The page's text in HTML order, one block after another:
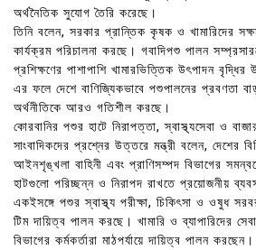
অর্থনৈতিক সুযোগ তৈরি করেছে।
তিনি বলেন, সরকার প্রান্তিক কৃষক ও খামারিদের
কার্যক্রম পরিচালনা করছে। গবাদিপশু পালন
প্রশিক্ষণের পাশাপাশি খামারভিত্তিক উৎপাদন
এর ফলে দেশে বাণিজ্যিকভাবে পশুপালনের প্রবণতা
অর্থনীতিকে আরও গতিশীল করছে।
কোরবানির পশুর হাটে নিরাপত্তা, স্বাস্থ্যসেবা ও
সাংবাদিকদের প্রশ্নের উত্তরে মন্ত্রী বলেন, দেশের
আইনশৃঙ্খলা বাহিনী এবং প্রাণিসম্পদ বিভাগের
হাটগুলো পরিচ্ছন্ন ও নিরাপদ রাখতে প্রয়োজনীয়
একইসঙ্গে পশুর স্বাস্থ্য পরীক্ষা, চিকিৎসা ও ওষুধ
টিম দায়িত্ব পালন করছে। খামারি ও ব্যাপারিদের
বিভাগের কর্মকর্তারা মাঠপর্যায়ে দায়িত্ব পালন করছেন।